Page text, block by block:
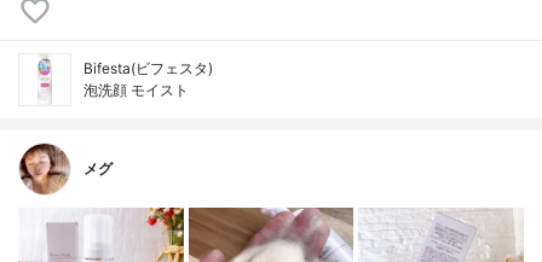
Bifesta(ビフェスタ)
泡洗顔 モイスト
メグ